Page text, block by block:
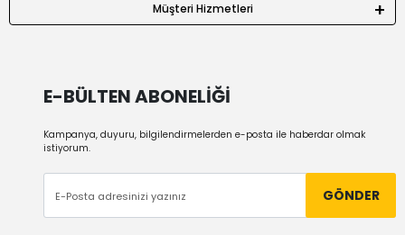
Müşteri Hizmetleri
E-BÜLTEN ABONELİĞİ
Kampanya, duyuru, bilgilendirmelerden e-posta ile haberdar olmak
istiyorum.
GÖNDER